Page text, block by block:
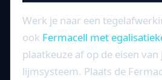
Werk je naar een
ook Fermacell met
plaatkeuze af op de eisen van
lijmsysteem. Plaats de